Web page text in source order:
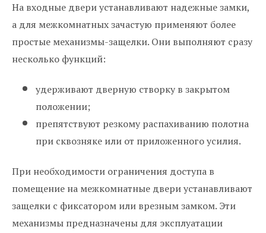
На входные двери устанавливают надежные замки,
а для межкомнатных зачастую применяют более
простые механизмы-защелки. Они выполняют сразу
несколько функций:
удерживают дверную створку в закрытом
положении;
препятствуют резкому распахиванию полотна
при сквозняке или от приложенного усилия.
При необходимости ограничения доступа в
помещение на межкомнатные двери устанавливают
защелки с фиксатором или врезным замком. Эти
механизмы предназначены для эксплуатации